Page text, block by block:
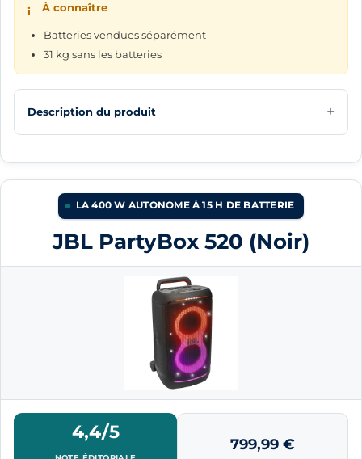
i À connaître
Batteries vendues séparément
31 kg sans les batteries
Description du produit
LA 400 W AUTONOME À 15 H DE BATTERIE
JBL PartyBox 520 (Noir)
4,4/5
799,99 €